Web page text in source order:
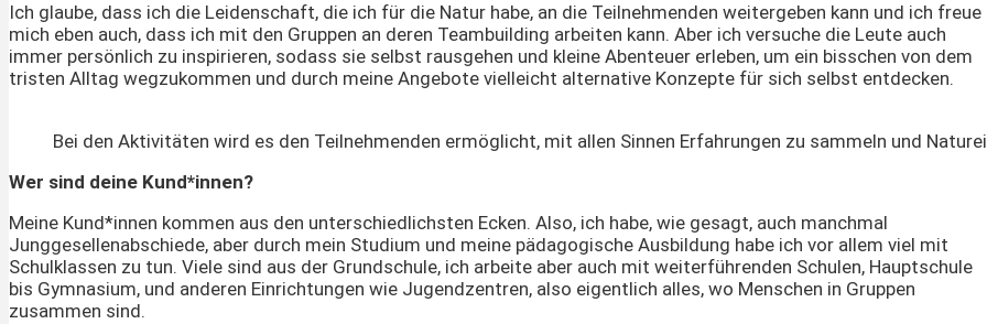
Ich glaube, dass ich die Leidenschaft, die ich für die Natur habe, an die Teilnehmenden weitergeben kann und ich freue
mich eben auch, dass ich mit den Gruppen an deren Teambuilding arbeiten kann. Aber ich versuche die Leute auch
immer persönlich zu inspirieren, sodass sie selbst rausgehen und kleine Abenteuer erleben, um ein bisschen von dem
tristen Alltag wegzukommen und durch meine Angebote vielleicht alternative Konzepte für sich selbst entdecken.
Bei den Aktivitäten wird es den Teilnehmenden ermöglicht, mit allen Sinnen Erfahrungen zu sammeln und
Wer sind deine Kund*innen?
Meine Kund*innen kommen aus den unterschiedlichsten Ecken. Also, ich habe, wie gesagt, auch manchmal
Junggesellenabschiede, aber durch mein Studium und meine pädagogische Ausbildung habe ich vor allem viel mit
Schulklassen zu tun. Viele sind aus der Grundschule, ich arbeite aber auch mit weiterführenden Schulen, Hauptschule
bis Gymnasium, und anderen Einrichtungen wie Jugendzentren, also eigentlich alles, wo Menschen in Gruppen
zusammen sind.